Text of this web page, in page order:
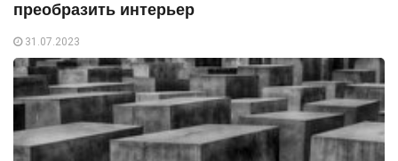
преобразить интерьер
31.07.2023